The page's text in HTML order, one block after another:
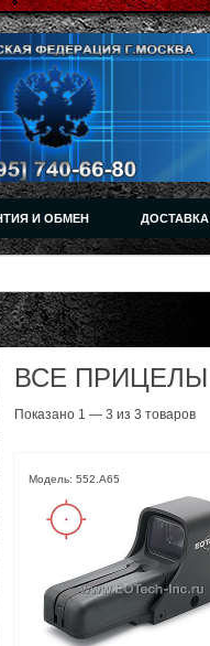
И ОБМЕН ДОСТАВКА
ВСЕ ПРИЦЕЛЫ
Показано 1 — 3 из 3 товаров
Модель: 552.A65